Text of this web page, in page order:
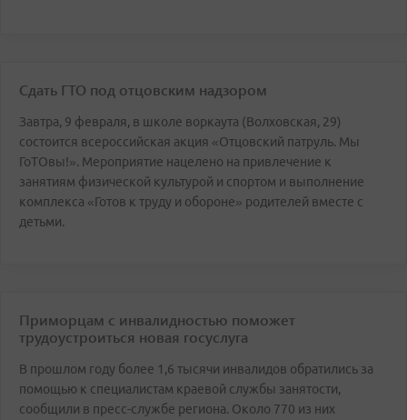
Сдать ГТО под отцовским надзором
Завтра, 9 февраля, в школе воркаута (Волховская, 29)
состоится всероссийская акция «Отцовский патруль. Мы
ГоТОвы!». Мероприятие нацелено на привлечение к
занятиям физической культурой и спортом и выполнение
комплекса «Готов к труду и обороне» родителей вместе с
детьми.
Приморцам с инвалидностью поможет
трудоустроиться новая госуслуга
В прошлом году более 1,6 тысячи инвалидов обратились за
помощью к специалистам краевой службы занятости,
сообщили в пресс-службе региона. Около 770 из них